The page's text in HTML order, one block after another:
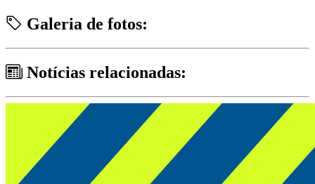
Galeria de fotos:
Notícias relacionadas: